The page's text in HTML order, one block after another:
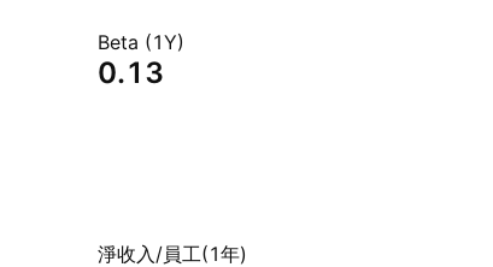
Beta (1Y)
0.13
淨收入/員工(1年)